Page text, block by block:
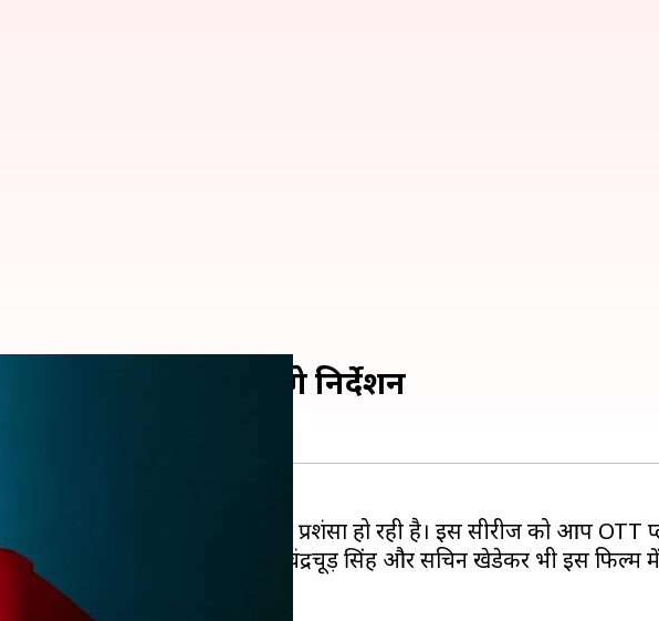
विकास मिश्रा करेंगे निर्देशन
था, जिसमें उनकी अदाकारी की खूब प्रशंसा हो रही है। इस सीरीज को आप OTT
'बयान' रखा गया है। हुमा के अलावा चंद्रचूड़ सिंह और सचिन खेडेकर भी इस